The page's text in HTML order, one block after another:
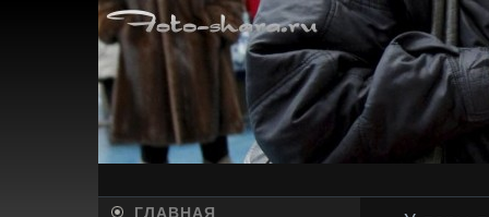
ГЛАВНАЯ